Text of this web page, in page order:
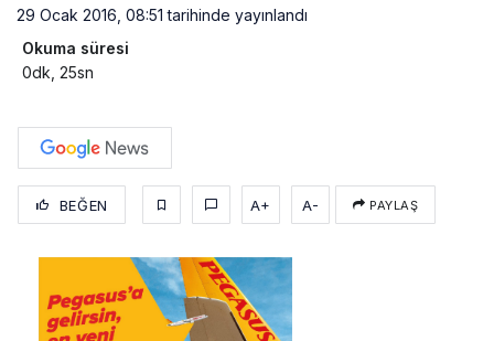
29 Ocak 2016, 08:51 tarihinde yayınlandı
Okuma süresi
0dk, 25sn
BEĞEN A+ A- PAYLAŞ